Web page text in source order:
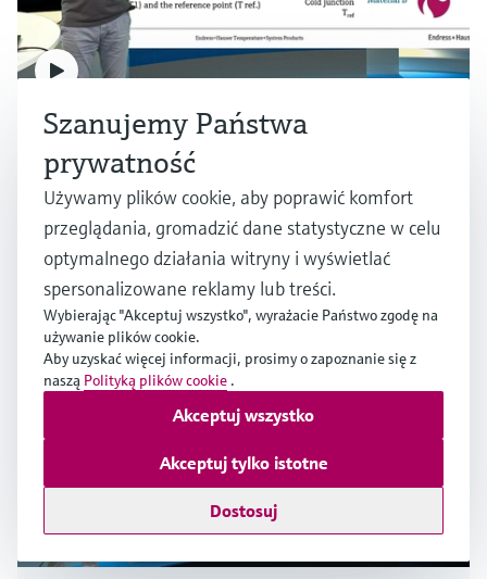
TC operating principle and drift
Wiele branż
Szanujemy Państwa
prywatność
Używamy plików cookie, aby poprawić komfort
przeglądania, gromadzić dane statystyczne w celu
optymalnego działania witryny i wyświetlać
spersonalizowane reklamy lub treści.
Wybierając "Akceptuj wszystko", wyrażacie Państwo zgodę na
używanie plików cookie.
Aby uzyskać więcej informacji, prosimy o zapoznanie się z
naszą Polityką plików cookie .
Dostosuj
Akceptuj tylko istotne
Akceptuj wszystko